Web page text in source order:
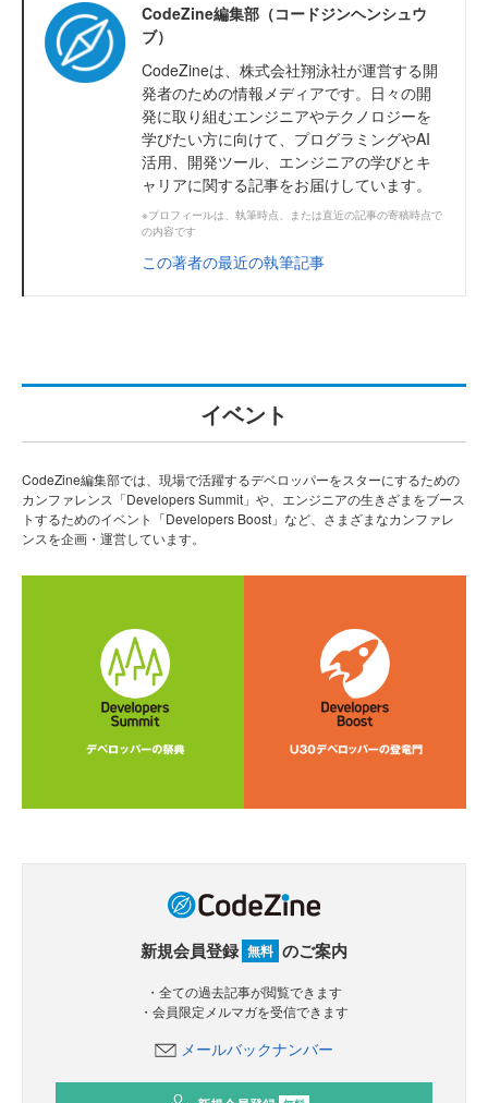
CodeZine編集部（コードジンヘンシュウ
ブ）
CodeZineは、株式会社翔泳社が運営する開
発者のための情報メディアです。日々の開
発に取り組むエンジニアやテクノロジーを
学びたい方に向けて、プログラミングやAI
活用、開発ツール、エンジニアの学びとキ
ャリアに関する記事をお届けしています。
※プロフィールは、執筆時点、または直近の記事の寄稿時点で
の内容です
この著者の最近の執筆記事
イベント
CodeZine編集部では、現場で活躍するデベロッパーをスターにするための
カンファレンス「Developers Summit」や、エンジニアの生きざまをブース
トするためのイベント「Developers Boost」など、さまざまなカンファレ
ンスを企画・運営しています。
新規会員登録 無料 のご案内
・全ての過去記事が閲覧できます
・会員限定メルマガを受信できます
メールバックナンバー